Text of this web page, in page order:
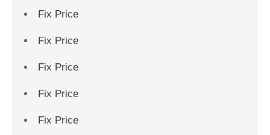
Fix Price
Fix Price
Fix Price
Fix Price
Fix Price